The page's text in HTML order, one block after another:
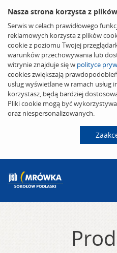
Nasza strona korzysta z
Serwis w celach prawidłowego
reklamowych korzysta z plików
cookie z poziomu Twojej
warunków przechowywania lub
witrynie znajduje się w polityce
cookies zwiększają
usług wyświetlane w ramach
korzystasz, będą bardziej
Pliki cookie mogą być
oraz niespersonalizowanych.